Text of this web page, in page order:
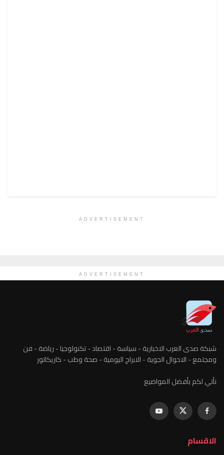
ADVERTISEMENT
ADVERTISEMENT
شبكة صدى العرب الاخبارية - سياسة - اقتصاد - تكنولوجيا - رياضة - فن
ومجتمع - الاحوال الجوية - الابراج اليومية - صحة وطب - كاريكاتور
نأتي لكم بأفضل المواضيع
الاقسام